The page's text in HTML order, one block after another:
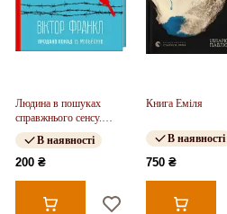
Людина в пошуках
справжнього сенсу.
Психолог у концтаборі
В наявності
200 ₴
Книга Еміля
В наявності
750 ₴